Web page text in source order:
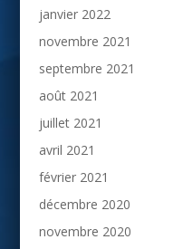
janvier 2022
novembre 2021
septembre 2021
août 2021
juillet 2021
avril 2021
février 2021
décembre 2020
novembre 2020